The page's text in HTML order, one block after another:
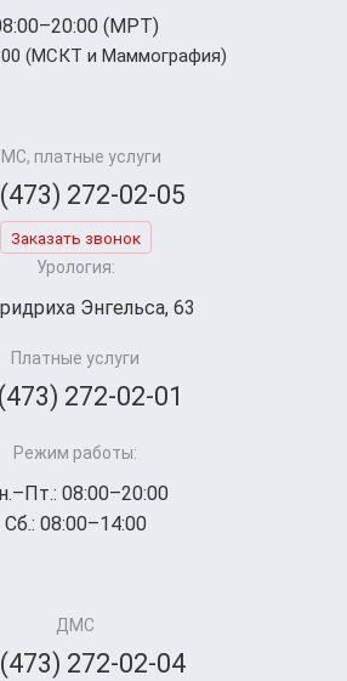
(МРТ)
(МСКТ и Маммография)
платные услуги
272-02-05
Заказать звонок
Урология:
Энгельса, 63
Платные услуги
272-02-01
Режим работы:
08:00–20:00
Сб.: 08:00–14:00
ДМС
272-02-04